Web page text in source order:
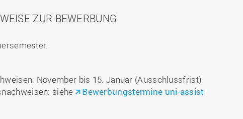
ZUR BEWERBUNG
November bis 15. Januar (Ausschlussfrist)
siehe
Bewerbungstermine uni-assist